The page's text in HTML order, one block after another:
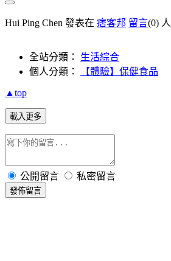
Hui Ping Chen 發表在 痞客邦 留言(0)
全站分類： 生活綜合
個人分類：
【體驗】保健食品
▲top
載入更多
公開留言 私密留言
發佈留言